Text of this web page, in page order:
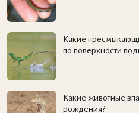
Какие
по поверхности
Какие животные
рождения?